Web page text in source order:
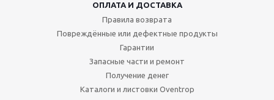
ОПЛАТА И ДОСТАВКА
Правила возврата
Повреждённые или дефектные продукты
Гарантии
Запасные части и ремонт
Получение денег
Каталоги и листовки Oventrop